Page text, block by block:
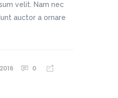
velit. Nam nec
auctor a ornare
0